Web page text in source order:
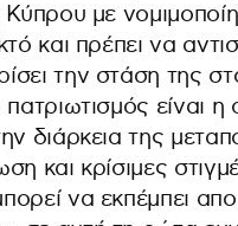
Κύπρου με
και πρέπει να
την στάση της
πατριωτισμός
διάρκεια της
και κρίσιμες
να εκπέμπει